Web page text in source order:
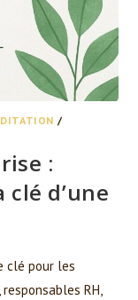
/
:
d’une
clé pour les
RH,